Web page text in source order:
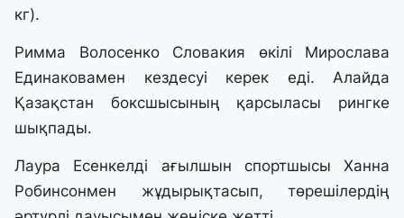
кг).
Римма Волосенко Словакия өкілі Мирослава
Единаковамен кездесуі керек еді. Алайда
Қазақстан боксшысының қарсыласы рингке
шықпады.
Лаура Есенкелді ағылшын спортшысы Ханна
Робинсонмен жұдырықтасып, төрешілердің